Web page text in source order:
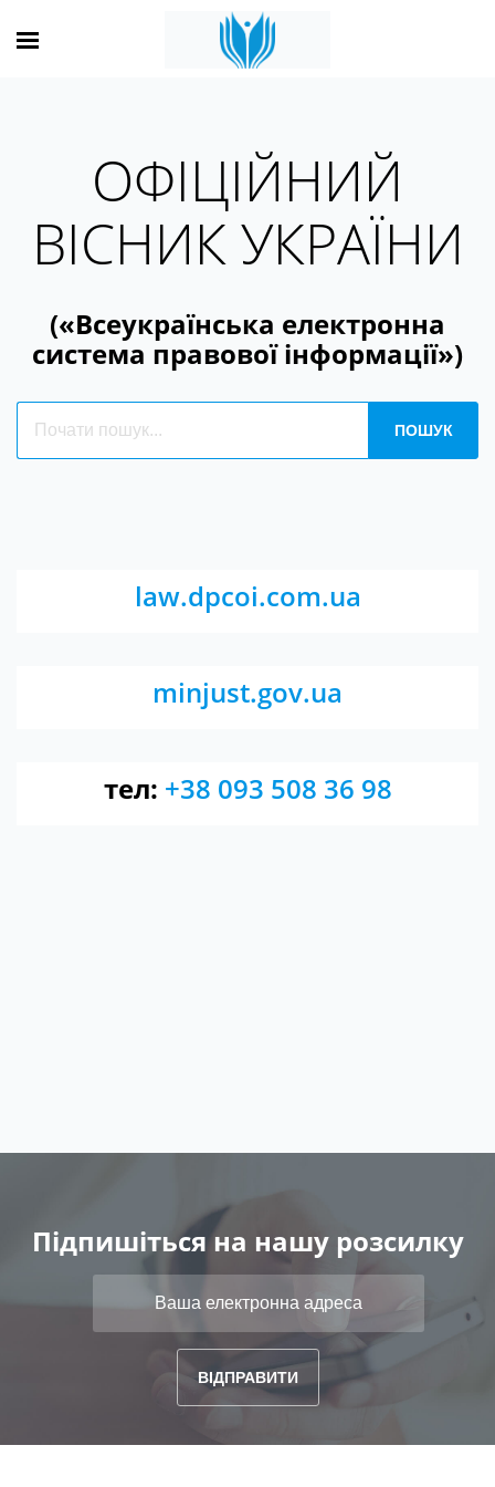
ОФІЦІЙНИЙ
ВІСНИК УКРАЇНИ
(«Всеукраїнська електронна
система правової інформації»)
law.dpcoi.com.ua
minjust.gov.ua
тел: +38 093 508 36 98
Підпишіться на нашу розсилку